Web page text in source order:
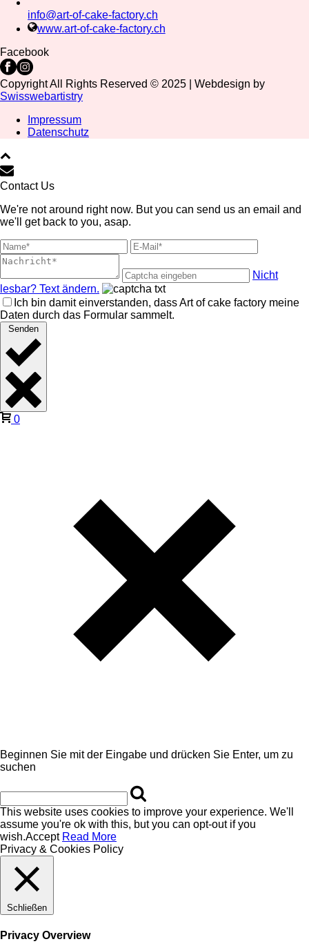
info@art-of-cake-factory.ch
www.art-of-cake-factory.ch
Facebook
Copyright All Rights Reserved © 2025 | Webdesign by
Swisswebartistry
Impressum
Datenschutz
Contact Us
We're not around right now. But you can send us an email and
we'll get back to you, asap.
Nicht
lesbar? Text ändern.
Ich bin damit einverstanden, dass Art of cake factory meine
Daten durch das Formular sammelt.
Senden
0
Beginnen Sie mit der Eingabe und drücken Sie Enter, um zu
suchen
This website uses cookies to improve your experience. We'll
assume you're ok with this, but you can opt-out if you
wish.Accept Read More
Privacy & Cookies Policy
Schließen
Privacy Overview